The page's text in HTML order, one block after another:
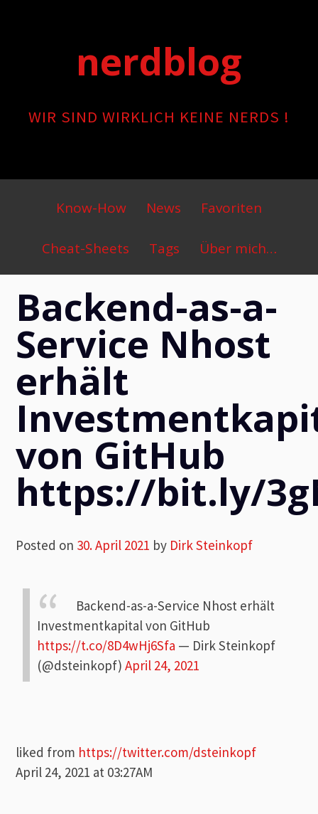
nerdblog
WIR SIND WIRKLICH KEINE NERDS !
Primary
Menu
Know-How News Favoriten
Cheat-Sheets Tags Über mich…
Backend-as-a-
Service Nhost
erhält
von GitHub
https://bit.ly/
Posted on 30. April 2021 by Dirk Steinkopf
Backend-as-a-Service Nhost erhält
Investmentkapital von GitHub
https://t.co/8D4wHj6Sfa — Dirk Steinkopf
(@dsteinkopf)April 24, 2021
liked from https://twitter.com/dsteinkopf
April 24, 2021 at 03:27AM